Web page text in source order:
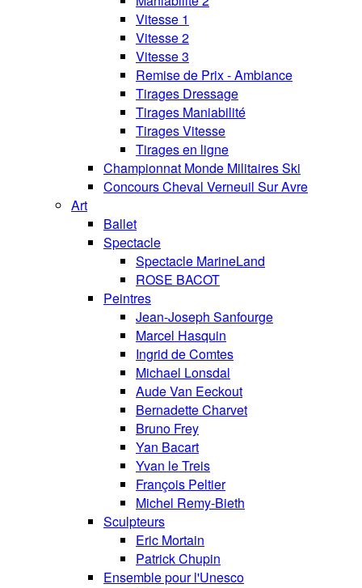
Vitesse 1
Vitesse 2
Vitesse 3
Remise de Prix - Ambiance
Tirages Dressage
Tirages Maniabilité
Tirages Vitesse
Tirages en ligne
Championnat Monde Militaires Ski
Concours Cheval Verneuil Sur Avre
Art
Ballet
Spectacle
Spectacle MarineLand
ROSE BACOT
Peintres
Jean-Joseph Sanfourge
Marcel Hasquin
Ingrid de Comtes
Michael Lonsdal
Aude Van Eeckout
Bernadette Charvet
Bruno Frey
Yan Bacart
Yvan le Treis
François Peltier
Michel Remy-Bieth
Sculpteurs
Eric Mortain
Patrick Chupin
Ensemble pour l'Unesco